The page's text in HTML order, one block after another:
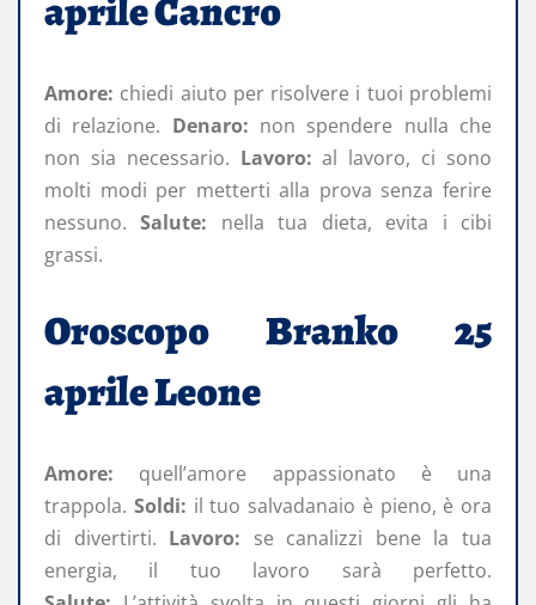
aprile Cancro
Amore: chiedi aiuto per risolvere i tuoi problemi
di relazione. Denaro: non spendere nulla che
non sia necessario. Lavoro: al lavoro, ci sono
molti modi per metterti alla prova senza ferire
nessuno.Salute: nella tua dieta, evita i cibi
grassi.
Oroscopo Branko 25
aprile Leone
Amore: quell’amore appassionato è una
trappola. Soldi: il tuo salvadanaio è pieno, è ora
di divertirti. Lavoro: se canalizzi bene la tua
energia, il tuo lavoro sarà perfetto.